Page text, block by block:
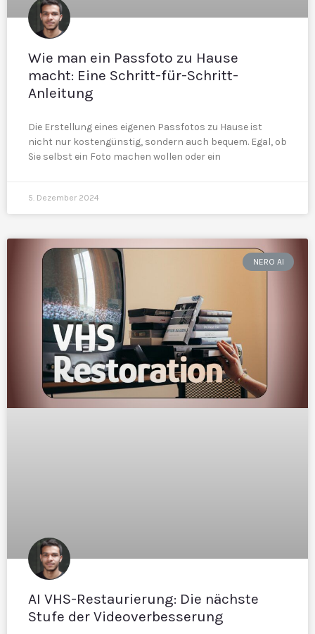
Wie man ein Passfoto zu Hause
macht: Eine Schritt-für-Schritt-
Anleitung
Die Erstellung eines eigenen Passfotos zu Hause ist
nicht nur kostengünstig, sondern auch bequem. Egal, ob
Sie selbst ein Foto machen wollen oder ein
5. Dezember 2024
NERO AI
AI VHS-Restaurierung: Die nächste
Stufe der Videoverbesserung